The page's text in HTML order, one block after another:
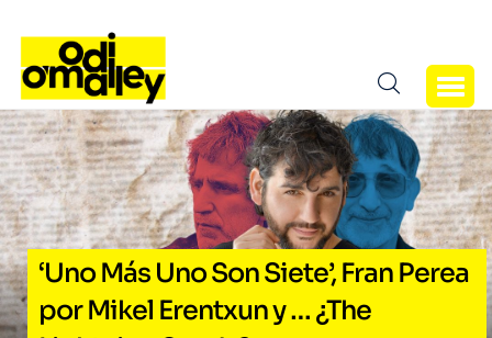
‘Uno Más Uno Son Siete’, Fran Perea
por Mikel Erentxun y … ¿The